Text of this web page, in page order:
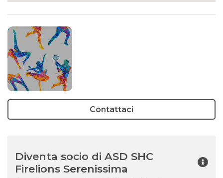
Contattaci
Diventa socio di ASD SHC
Firelions Serenissima